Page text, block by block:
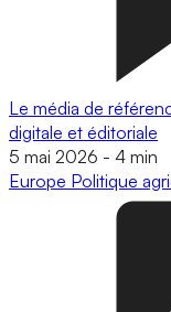
Le média de
digitale et éditoriale
5 mai 2026 - 4 min
Europe Politique